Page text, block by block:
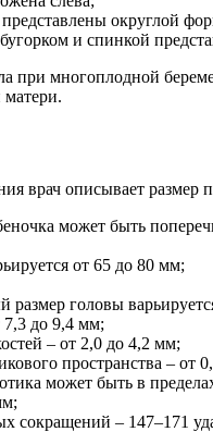
округлой
и спинкой
при многоплодной
врач описывает
может быть
от 65 до 80 мм;
размер головы
7,3 до 9,4 мм;
– от 2,0 до 4,2 мм;
пространства – от
может быть в
сокращений – 147–171